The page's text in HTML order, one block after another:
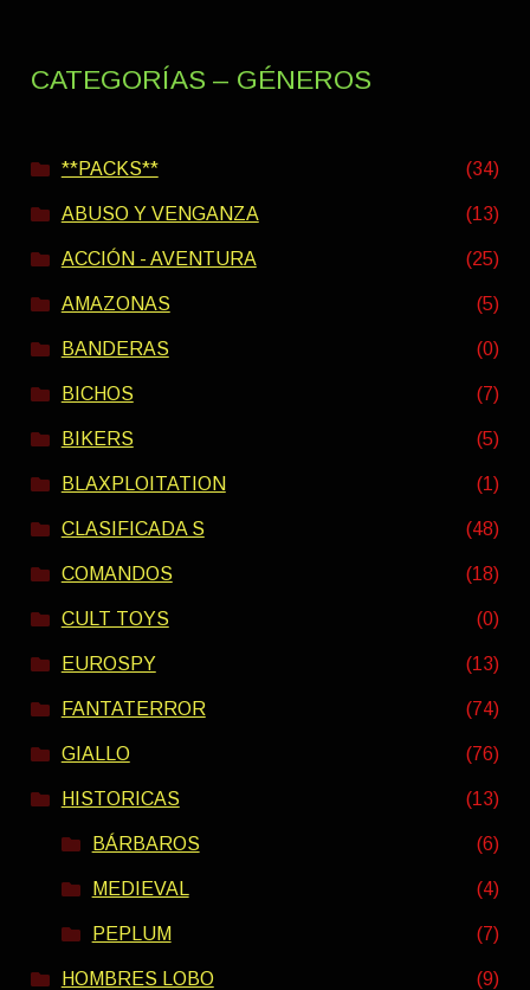
CATEGORÍAS – GÉNEROS
**PACKS** (34)
ABUSO Y VENGANZA (13)
ACCIÓN - AVENTURA (25)
AMAZONAS (5)
BANDERAS (0)
BICHOS (7)
BIKERS (5)
BLAXPLOITATION (1)
CLASIFICADA S (48)
COMANDOS (18)
CULT TOYS (0)
EUROSPY (13)
FANTATERROR (74)
GIALLO (76)
HISTORICAS (13)
BÁRBAROS (6)
MEDIEVAL (4)
PEPLUM (7)
HOMBRES LOBO (9)